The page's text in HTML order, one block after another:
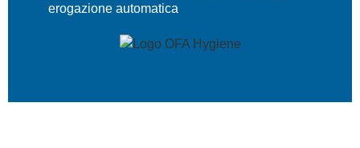
erogazione automatica